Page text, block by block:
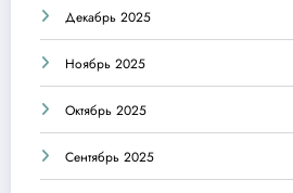
Декабрь 2025
Ноябрь 2025
Октябрь 2025
Сентябрь 2025